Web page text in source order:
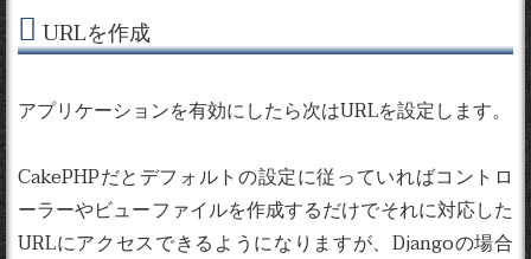
URLを作成
アプリケーションを有効にしたら次はURLを設定します。
CakePHPだとデフォルトの設定に従っていればコントロ
ーラーやビューファイルを作成するだけでそれに対応した
URLにアクセスできるようになりますが、Djangoの場合